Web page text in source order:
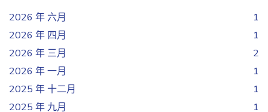
2026 年 六月
1
2026 年 四月
1
2026 年 三月
2
2026 年 一月
1
2025 年 十二月
1
2025 年 九月
1